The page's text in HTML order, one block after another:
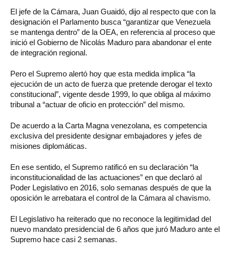
El jefe de la Cámara, Juan Guaidó, dijo al respecto que con la
designación el Parlamento busca “garantizar que Venezuela
se mantenga dentro” de la OEA, en referencia al proceso que
inició el Gobierno de Nicolás Maduro para abandonar el ente
de integración regional.
Pero el Supremo alertó hoy que esta medida implica “la
ejecución de un acto de fuerza que pretende derogar el texto
constitucional”, vigente desde 1999, lo que obliga al máximo
tribunal a “actuar de oficio en protección” del mismo.
De acuerdo a la Carta Magna venezolana, es competencia
exclusiva del presidente designar embajadores y jefes de
misiones diplomáticas.
En ese sentido, el Supremo ratificó en su declaración “la
inconstitucionalidad de las actuaciones” en que declaró al
Poder Legislativo en 2016, solo semanas después de que la
oposición le arrebatara el control de la Cámara al chavismo.
El Legislativo ha reiterado que no reconoce la legitimidad del
nuevo mandato presidencial de 6 años que juró Maduro ante el
Supremo hace casi 2 semanas.